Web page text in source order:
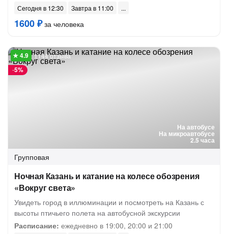
Сегодня в 12:30 Завтра в 11:00
1600 ₽за человека
На автобусе
На микроавтобусе
2.5 часа
-5%
1144 отзыва
Групповая
Ночная Казань и катание на колесе обозрения
«Вокруг света»
Увидеть город в иллюминации и посмотреть на Казань с
высоты птичьего полета на автобусной экскурсии
Расписание: ежедневно в 19:00, 20:00 и 21:00